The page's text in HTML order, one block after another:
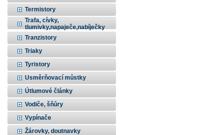
Termistory
Trafa, cívky,
tlumivky,napaječe,nabíječky
Tranzistory
Triaky
Tyristory
Usměrňovací můstky
Útlumové články
Vodiče, šňůry
Vypínače
Žárovky, doutnavky